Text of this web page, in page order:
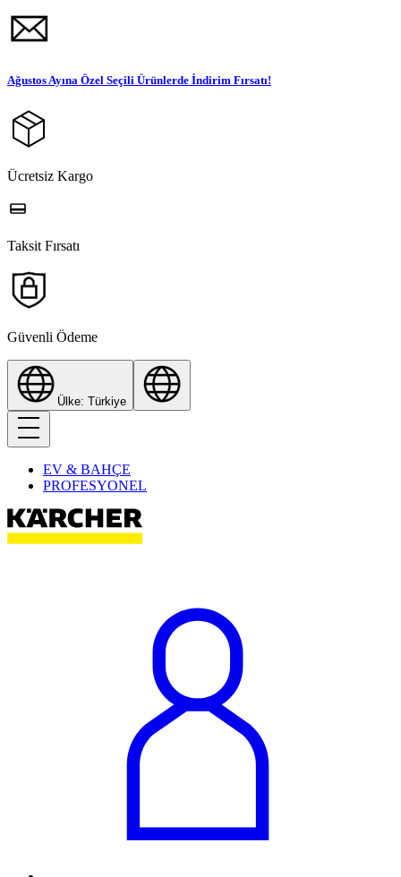
Ağustos Ayına Özel Seçili Ürünlerde İndirim Fırsatı!
Ücretsiz Kargo
Taksit Fırsatı
Güvenli Ödeme
Ülke: Türkiye
EV & BAHÇE
PROFESYONEL